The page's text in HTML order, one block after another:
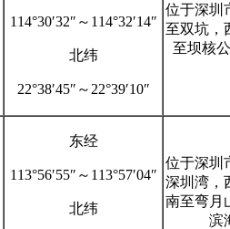
114°30′32″～114°32′14″
北纬
22°38′45″～22°39′10″
位于深圳
至双坑，
至坝核
东经
113°56′55″～113°57′04″
北纬
位于深圳
深圳湾，
南至弯月
滨